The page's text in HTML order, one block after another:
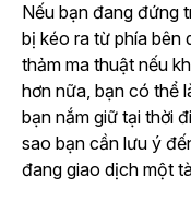
Nếu bạn đang đứng
bị kéo ra từ phía bên
thảm ma thuật nếu
hơn nữa, bạn có thể
bạn nắm giữ tại thời
sao bạn cần lưu ý
đang giao dịch một